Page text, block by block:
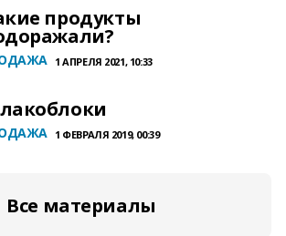
продукты
1 АПРЕЛЯ 2021, 10:33
1 ФЕВРАЛЯ 2019, 00:39
Все материалы